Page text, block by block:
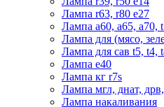
Лампа r63, r80 е27
Лампа а60, а65, а70,
Лампа для (мясо,
Лампа для сав t5, t4,
Лампа е40
Лампа кг r7s
Лампа мгл, днат,
Лампа накаливания